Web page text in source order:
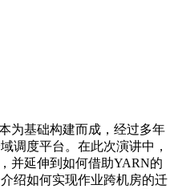
为基础构建而成，经过多年
调度平台。在此次演讲中，
并延伸到如何借助YARN的
绍如何实现作业跨机房的迁